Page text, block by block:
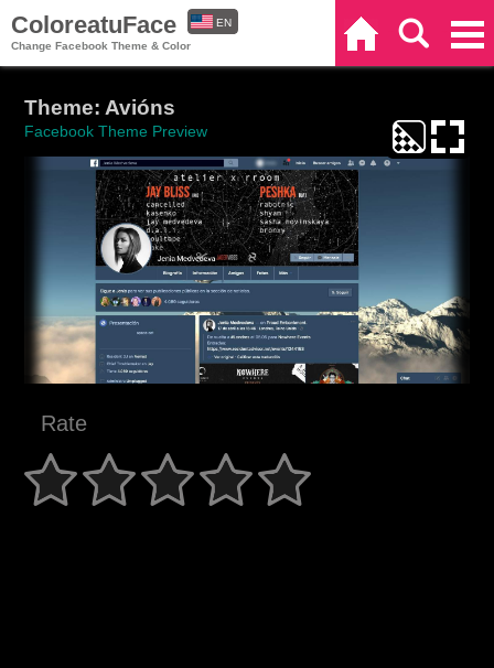
ColoreatuFace
Change Facebook Theme & Color
EN
Theme: Avións
Facebook Theme Preview
Rate